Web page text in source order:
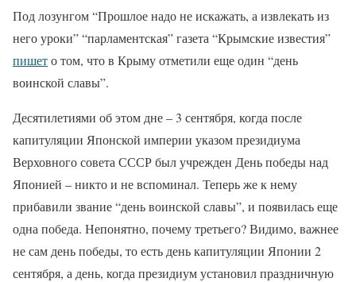
Под лозунгом “Прошлое надо не искажать, а извлекать из
него уроки” “парламентская” газета “Крымские известия”
пишето том, что в Крыму отметили еще один “день
воинской славы”.
Десятилетиями об этом дне – 3 сентября, когда после
капитуляции Японской империи указом президиума
Верховного совета СССР был учрежден День победы над
Японией – никто и не вспоминал. Теперь же к нему
прибавили звание “день воинской славы”, и появилась еще
одна победа. Непонятно, почему третьего? Видимо, важнее
не сам день победы, то есть день капитуляции Японии 2
сентября, а день, когда президиум установил праздничную